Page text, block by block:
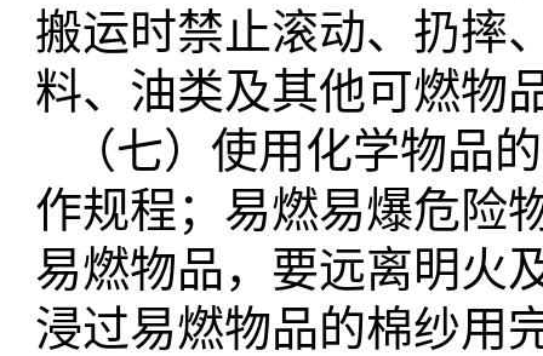
搬运时禁止滚动、扔摔
料、油类及其他可燃物
（七）使用化学物品
作规程；易燃易爆危险
易燃物品，要远离明火
浸过易燃物品的棉纱用